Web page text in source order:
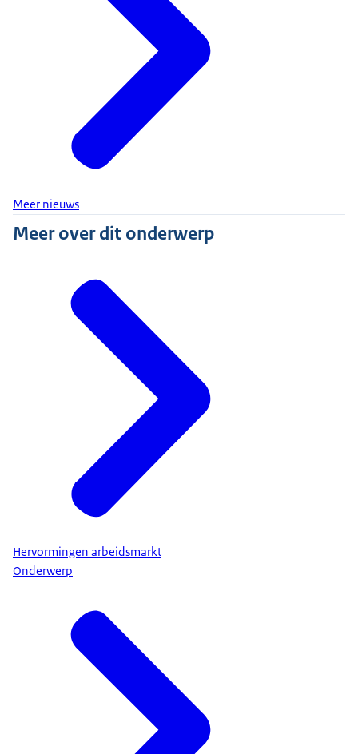
Meer nieuws
Meer over dit onderwerp
Hervormingen arbeidsmarkt
Onderwerp